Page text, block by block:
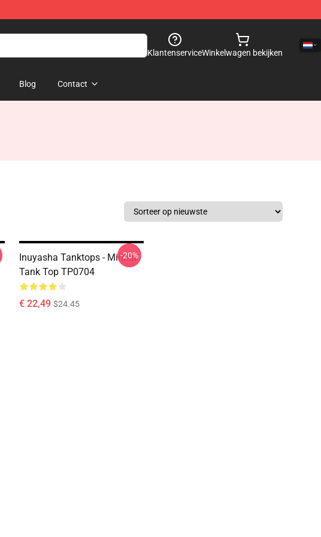
KlantenserviceWinkelwagen bekijken
Blog Contact
Inuyasha Tanktops - Miroku
Tank Top TP0704
€ 22,49 $24.45
-20%